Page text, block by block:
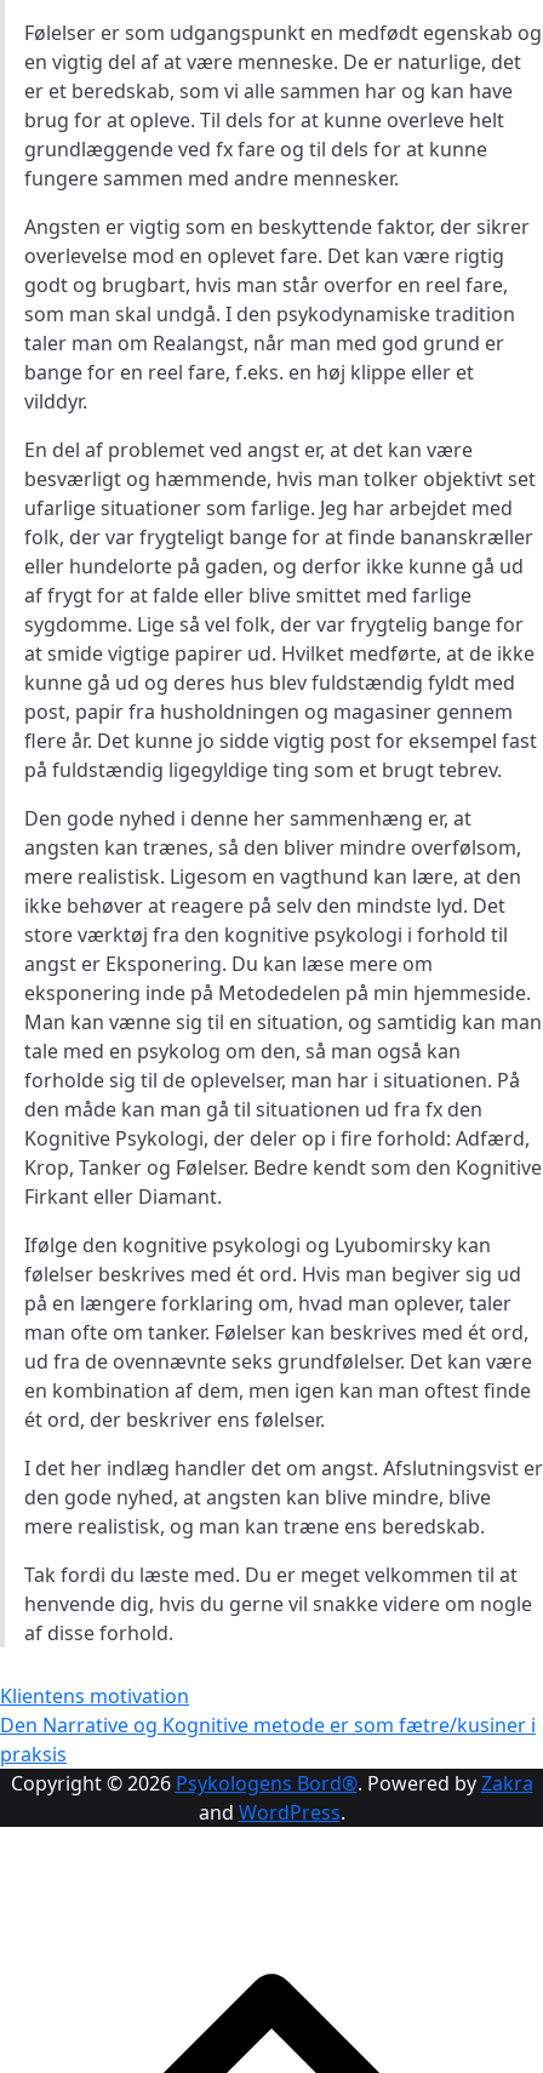
Følelser er som udgangspunkt en medfødt egenskab og
en vigtig del af at være menneske. De er naturlige, det
er et beredskab, som vi alle sammen har og kan have
brug for at opleve. Til dels for at kunne overleve helt
grundlæggende ved fx fare og til dels for at kunne
fungere sammen med andre mennesker.
Angsten er vigtig som en beskyttende faktor, der sikrer
overlevelse mod en oplevet fare. Det kan være rigtig
godt og brugbart, hvis man står overfor en reel fare,
som man skal undgå. I den psykodynamiske tradition
taler man om Realangst, når man med god grund er
bange for en reel fare, f.eks. en høj klippe eller et
vilddyr.
En del af problemet ved angst er, at det kan være
besværligt og hæmmende, hvis man tolker objektivt set
ufarlige situationer som farlige. Jeg har arbejdet med
folk, der var frygteligt bange for at finde bananskræller
eller hundelorte på gaden, og derfor ikke kunne gå ud
af frygt for at falde eller blive smittet med farlige
sygdomme. Lige så vel folk, der var frygtelig bange for
at smide vigtige papirer ud. Hvilket medførte, at de ikke
kunne gå ud og deres hus blev fuldstændig fyldt med
post, papir fra husholdningen og magasiner gennem
flere år. Det kunne jo sidde vigtig post for eksempel fast
på fuldstændig ligegyldige ting som et brugt tebrev.
Den gode nyhed i denne her sammenhæng er, at
angsten kan trænes, så den bliver mindre overfølsom,
mere realistisk. Ligesom en vagthund kan lære, at den
ikke behøver at reagere på selv den mindste lyd. Det
store værktøj fra den kognitive psykologi i forhold til
angst er Eksponering. Du kan læse mere om
eksponering inde på Metodedelen på min hjemmeside.
Man kan vænne sig til en situation, og samtidig kan man
tale med en psykolog om den, så man også kan
forholde sig til de oplevelser, man har i situationen. På
den måde kan man gå til situationen ud fra fx den
Kognitive Psykologi, der deler op i fire forhold: Adfærd,
Krop, Tanker og Følelser. Bedre kendt som den Kognitive
Firkant eller Diamant.
Ifølge den kognitive psykologi og Lyubomirsky kan
følelser beskrives med ét ord. Hvis man begiver sig ud
på en længere forklaring om, hvad man oplever, taler
man ofte om tanker. Følelser kan beskrives med ét ord,
ud fra de ovennævnte seks grundfølelser. Det kan være
en kombination af dem, men igen kan man oftest finde
ét ord, der beskriver ens følelser.
I det her indlæg handler det om angst. Afslutningsvist er
den gode nyhed, at angsten kan blive mindre, blive
mere realistisk, og man kan træne ens beredskab.
Tak fordi du læste med. Du er meget velkommen til at
henvende dig, hvis du gerne vil snakke videre om nogle
af disse forhold.
Indlægsnavigation
Klientens motivation
Den Narrative og Kognitive metode er som fætre/kusiner i
praksis
Copyright © 2026 Psykologens Bord®. Powered byZakra
and WordPress.